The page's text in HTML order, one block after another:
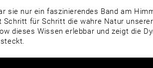
sie nur ein faszinierendes Band am
Schritt für Schritt die wahre Natur
dieses Wissen erlebbar und zeigt die